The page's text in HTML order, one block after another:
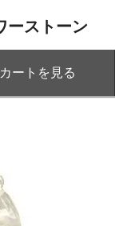
ストーン
カートを見る